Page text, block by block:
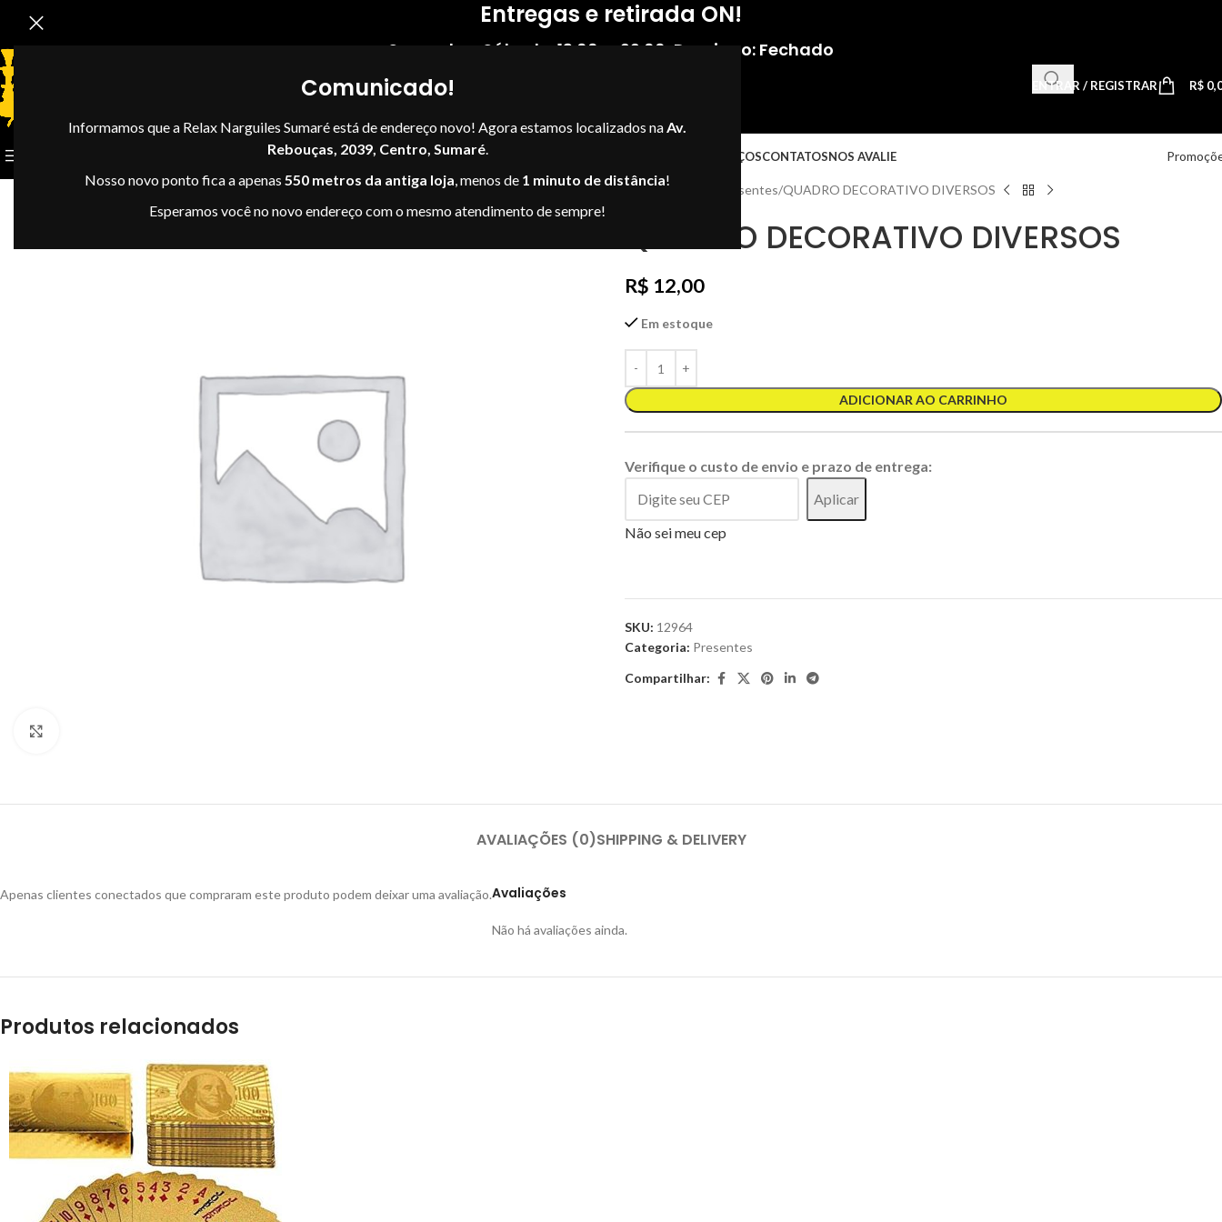
Comunicado!
Informamos que a Relax Narguiles Sumaré está de endereço novo! Agora estamos localizados naAv.
Rebouças, 2039, Centro, Sumaré.
Nosso novo ponto fica a apenas 550 metros da antiga loja, menos de 1 minuto de distância!
Esperamos você no novo endereço com o mesmo atendimento de sempre!
Entregas e retirada ON!
Segunda - Sábado: 13:00 — 22:00 Domingo: Fechado
ENTRAR / REGISTRAR R$
ENDEREÇOSCONTATOSNOS AVALIE
Início Presente Presentes QUADRO DECORATIVO DIVERSOS
QUADRO DECORATIVO DIVERSOS
R$ 12,00
Em estoque
ADICIONAR AO CARRINHO
Verifique o custo de envio e prazo de entrega:
Aplicar
Não sei meu cep
SKU: 12964
Categoria: Presentes
Compartilhar:
AVALIAÇÕES (0)SHIPPING & DELIVERY
Avaliações
Não há avaliações ainda.
Apenas clientes conectados que compraram este produto podem deixar uma avaliação.
Produtos relacionados